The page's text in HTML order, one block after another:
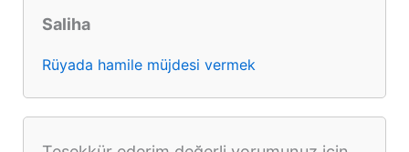
Saliha
Rüyada hamile müjdesi vermek